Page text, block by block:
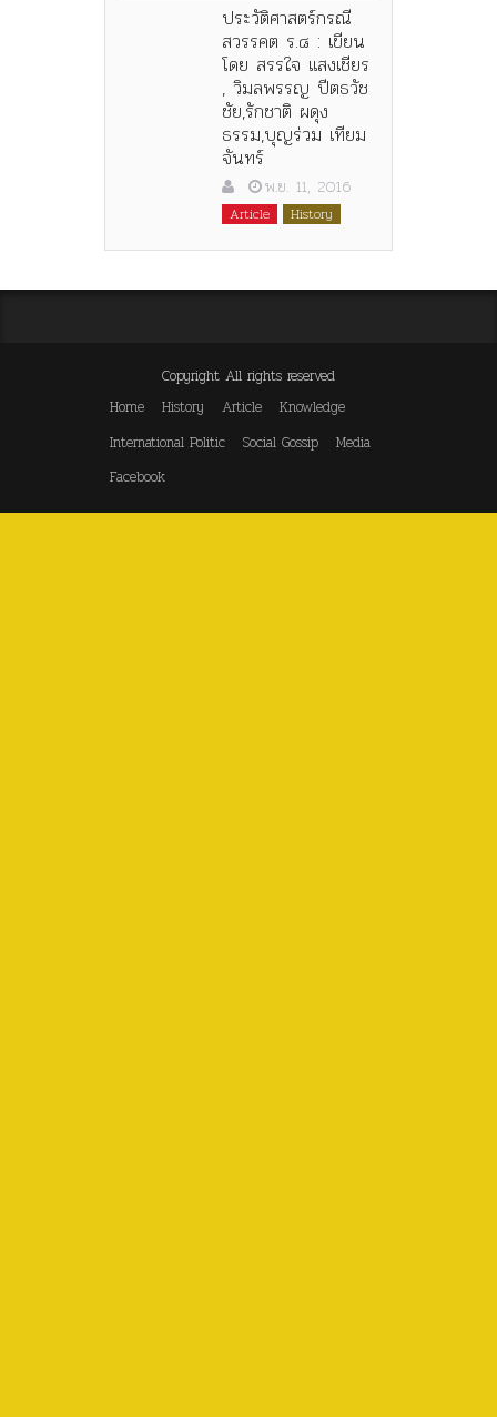
ประวัติศาสตร์กรณี
สวรรคต ร.๘ : เขียน
โดย สรรใจ แสงเชียร
, วิมลพรรญ ปีตธวัช
ชัย,รักชาติ ผดุง
ธรรม,บุญร่วม เทียม
จันทร์
พ.ย. 11, 2016
Article History
Copyright All rights reserved
Home
History Article
Knowledge
International Politic
Social Gossip
Media
Facebook